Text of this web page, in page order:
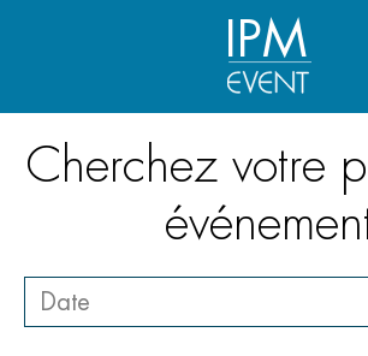
IPM
Cherchez votre